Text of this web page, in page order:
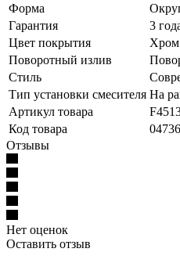
Форма
Гарантия
3
Цвет покрытия
Хром
Поворотный излив
Стиль
Тип установки смесителя На
Артикул товара
Код товара
04736
Отзывы
Нет оценок
Оставить отзыв